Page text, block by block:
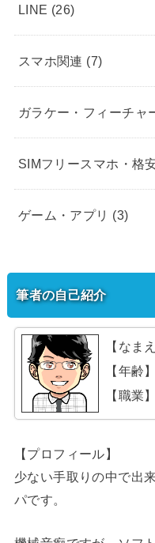
LINE (26)
スマホ関連 (7)
ガラケー・フィーチャ
SIMフリースマホ・格
ゲーム・アプリ (3)
筆者の自己紹介
【なま
【年齢
【職業
【プロフィール】
少ない手取りの中で出
パです。